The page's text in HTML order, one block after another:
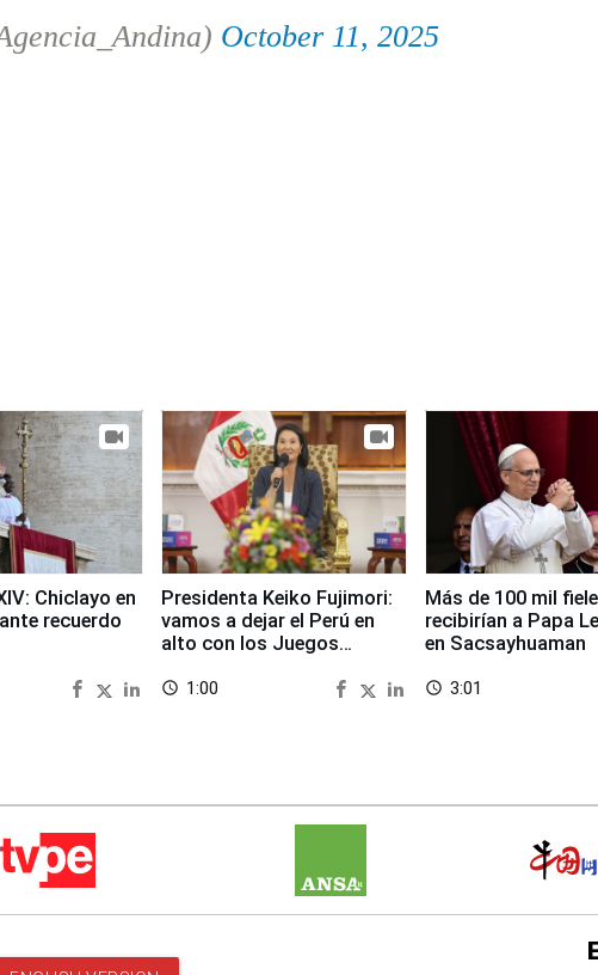
October 11, 2025
Chiclayo en
recuerdo
Presidenta Keiko Fujimori:
vamos a dejar el Perú en
alto con los Juegos
access_time 1:00
Más de 100 mil
recibirían a Papa
en Sacsayhuaman
access_time 3:01